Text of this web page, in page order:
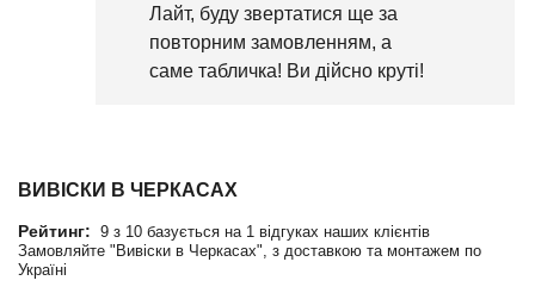
Лайт, буду звертатися ще за
повторним замовленням, а
саме табличка! Ви дійсно круті!
Рейтинг: 9 з10 базується на1відгуках наших клієнтів
Замовляйте "Вивіски в Черкасах", з доставкою та монтажем по